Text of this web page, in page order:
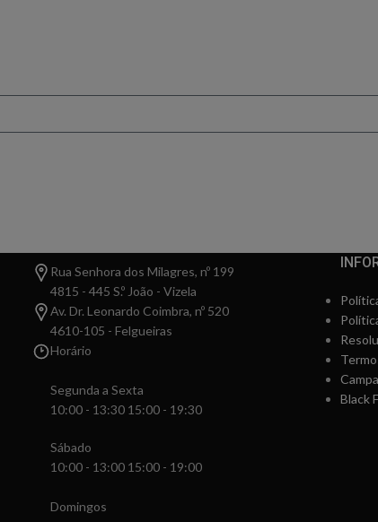
Rua Senhora dos Milagres, nº 199
4815 - 445 S.º João - Vizela
Av. Dr. Leonardo Coimbra, nº 520
4610-105 - Felgueiras
Horário
Segunda a Sexta
10:00 - 13:30 15:00 - 19:30
Sábado
10:00 - 13:00 15:00 - 19:00
Domingos
Black